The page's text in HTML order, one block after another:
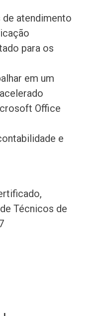
de atendimento
para os
em um
Office
e
Técnicos de